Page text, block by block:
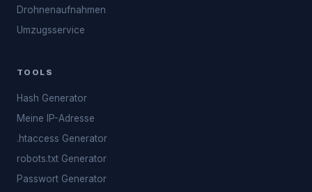
Drohnenaufnahmen
Umzugsservice
TOOLS
Hash Generator
Meine IP-Adresse
.htaccess Generator
robots.txt Generator
Passwort Generator